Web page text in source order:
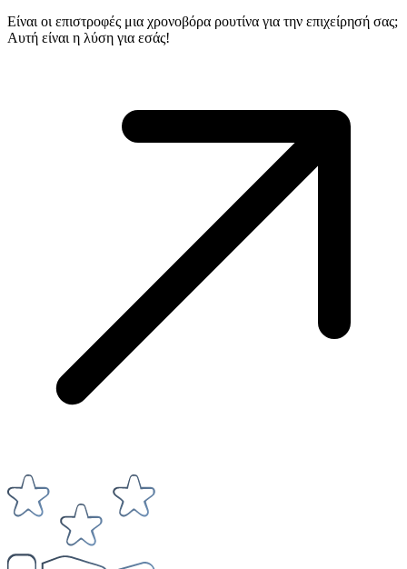
Είναι οι επιστροφές μια χρονοβόρα ρουτίνα για την επιχείρησή σας;
Αυτή είναι η λύση για εσάς!